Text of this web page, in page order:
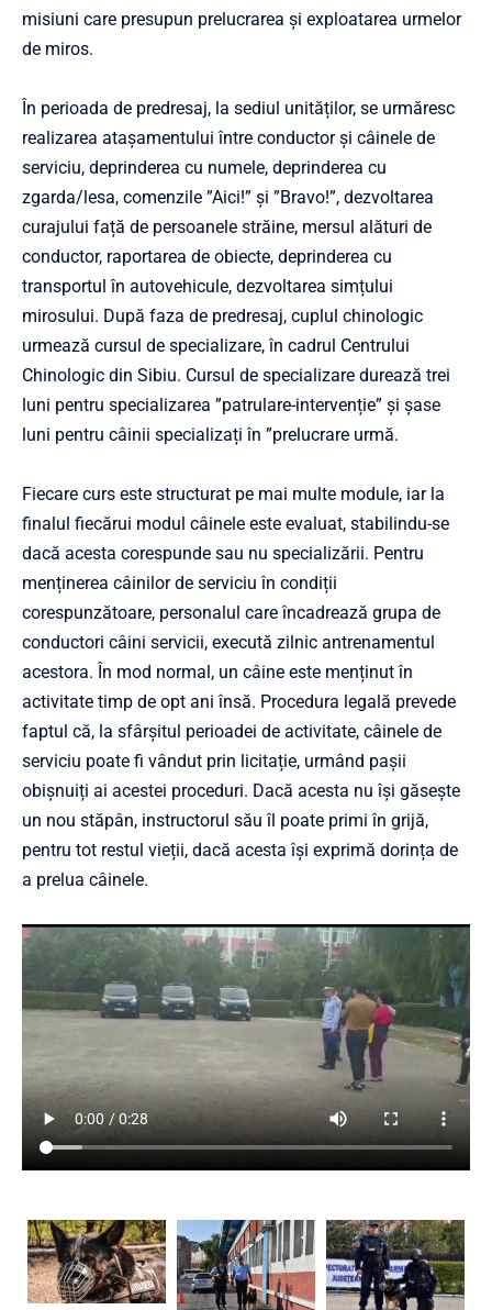
misiuni care presupun prelucrarea și exploatarea urmelor
de miros.
În perioada de predresaj, la sediul unităților, se urmăresc
realizarea atașamentului între conductor și câinele de
serviciu, deprinderea cu numele, deprinderea cu
zgarda/lesa, comenzile ”Aici!” și ”Bravo!”, dezvoltarea
curajului față de persoanele străine, mersul alături de
conductor, raportarea de obiecte, deprinderea cu
transportul în autovehicule, dezvoltarea simțului
mirosului. După faza de predresaj, cuplul chinologic
urmează cursul de specializare, în cadrul Centrului
Chinologic din Sibiu. Cursul de specializare durează trei
luni pentru specializarea ”patrulare-intervenție” și șase
luni pentru câinii specializați în ”prelucrare urmă.
Fiecare curs este structurat pe mai multe module, iar la
finalul fiecărui modul câinele este evaluat, stabilindu-se
dacă acesta corespunde sau nu specializării. Pentru
menținerea câinilor de serviciu în condiții
corespunzătoare, personalul care încadrează grupa de
conductori câini servicii, execută zilnic antrenamentul
acestora. În mod normal, un câine este menținut în
activitate timp de opt ani însă. Procedura legală prevede
faptul că, la sfârșitul perioadei de activitate, câinele de
serviciu poate fi vândut prin licitație, urmând pașii
obișnuiți ai acestei proceduri. Dacă acesta nu își găsește
un nou stăpân, instructorul său îl poate primi în grijă,
pentru tot restul vieții, dacă acesta își exprimă dorința de
a prelua câinele.